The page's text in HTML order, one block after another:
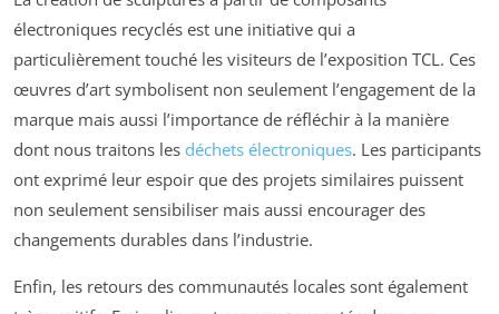
électroniques recyclés est une initiative qui a
particulièrement touché les visiteurs de l’exposition TCL. Ces
œuvres d’art symbolisent non seulement l’engagement de la
marque mais aussi l’importance de réfléchir à la manière
dont nous traitons les déchets électroniques. Les participants
ont exprimé leur espoir que des projets similaires puissent
non seulement sensibiliser mais aussi encourager des
changements durables dans l’industrie.
Enfin, les retours des communautés locales sont également